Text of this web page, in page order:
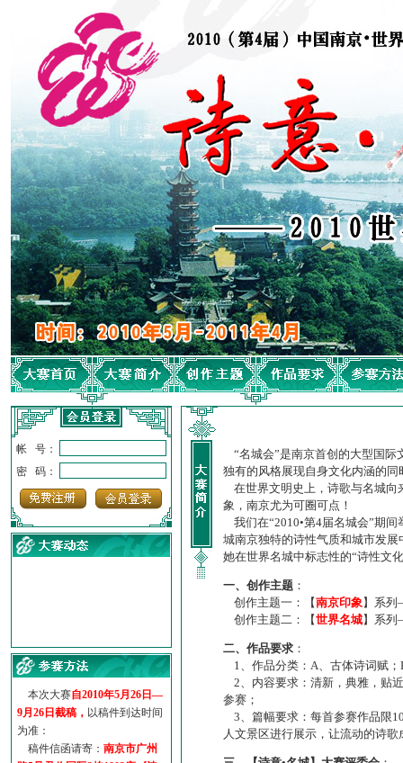
帐 号：
密 码：
·【诗意·名城】地铁展示作...
诗意名城·地铁时间
地铁完美呈现【诗意·名城...
参赛作品多达5000多首
“诗意·名城”晒诗会
特别通知--致广大诗词爱好...
本次大赛自2010年5月26日—
9月26日截稿， 以稿件到达时间
为准：
稿件信函请寄： 南京市广州
“名城会”是南京首创的大型国际
独有的风格展现自身文化内涵的
在世界文明史上，诗歌与名城向
象，南京尤为可圈可点！
我们在“2010•第4届名城会”期
城南京独特的诗性气质和城市发
她在世界名城中标志性的“诗性文
一、创作主题 ：
创作主题一：【南京印象】系
创作主题二：【世界名城】系
二、作品要求 ：
1、作品分类：A、古体诗词赋；
2、内容要求：清新，典雅，贴
参赛；
3、篇幅要求：每首参赛作品限
人文景区进行展示，让流动的诗